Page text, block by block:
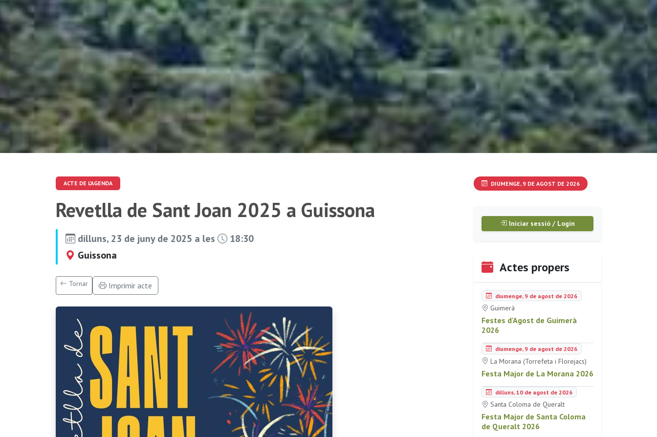
ACTE DE L'AGENDA
Revetlla de Sant Joan 2025 a Guissona
dilluns, 23 de juny de 2025 a les
18:30
Guissona
Tornar Imprimir acte
DIUMENGE, 9 DE AGOST DE 2026
Iniciar sessió / Login
Actes propers
diumenge, 9 de agost de 2026
Guimerà
Festes d'Agost de Guimerà
2026
diumenge, 9 de agost de 2026
La Morana (Torrefeta i Florejacs)
Festa Major de La Morana 2026
dilluns, 10 de agost de 2026
Santa Coloma de Queralt
Festa Major de Santa Coloma
de Queralt 2026